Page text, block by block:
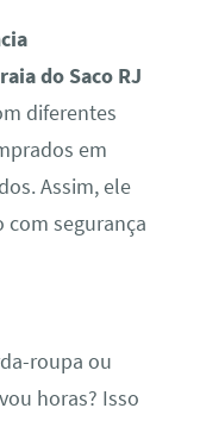
do Saco RJ
diferentes
em
Assim, ele
segurança
roupa ou
horas? Isso